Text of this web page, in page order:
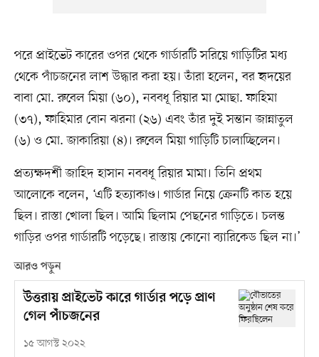
পরে প্রাইভেট কারের ওপর থেকে গার্ডারটি সরিয়ে গাড়িটির মধ্য
থেকে পাঁচজনের লাশ উদ্ধার করা হয়। তাঁরা হলেন, বর হৃদয়ের
বাবা মো. রুবেল মিয়া (৬০), নববধূ রিয়ার মা মোছা. ফাহিমা
(৩৭), ফাহিমার বোন ঝরনা (২৬) এবং তাঁর দুই সন্তান জান্নাতুল
(৬) ও মো. জাকারিয়া (৪)। রুবেল মিয়া গাড়িটি চালাচ্ছিলেন।
প্রত্যক্ষদর্শী জাহিদ হাসান নববধূ রিয়ার মামা। তিনি প্রথম
আলোকে বলেন, ‘এটি হত্যাকাণ্ড। গার্ডার নিয়ে ক্রেনটি কাত হয়ে
ছিল। রাস্তা খোলা ছিল। আমি ছিলাম পেছনের গাড়িতে। চলন্ত
গাড়ির ওপর গার্ডারটি পড়েছে। রাস্তায় কোনো ব্যারিকেড ছিল না।’
আরও পড়ুন
উত্তরায় প্রাইভেট কারে গার্ডার পড়ে প্রাণ
গেল পাঁচজনের
১৫ আগস্ট ২০২২